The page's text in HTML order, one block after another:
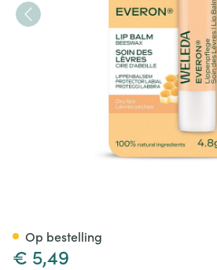
€ 5,49
Op bestelling